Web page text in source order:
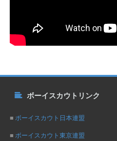
ボーイスカウトリンク
■ ボーイスカウト日本連盟
■ ボーイスカウト東京連盟